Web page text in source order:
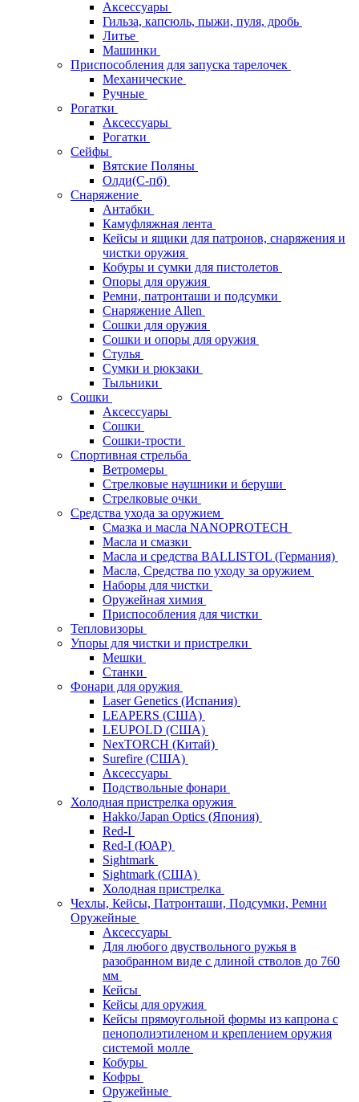
Аксессуары
Гильза, капсюль, пыжи, пуля, дробь
Литье
Машинки
Приспособления для запуска тарелочек
Механические
Ручные
Рогатки
Аксессуары
Рогатки
Сейфы
Вятские Поляны
Олди(С-пб)
Снаряжение
Антабки
Камуфляжная лента
Кейсы и ящики для патронов, снаряжения и
чистки оружия
Кобуры и сумки для пистолетов
Опоры для оружия
Ремни, патронташи и подсумки
Снаряжение Allen
Сошки для оружия
Сошки и опоры для оружия
Стулья
Сумки и рюкзаки
Тыльники
Сошки
Аксессуары
Сошки
Сошки-трости
Спортивная стрельба
Ветромеры
Стрелковые наушники и беруши
Стрелковые очки
Средства ухода за оружием
Смазка и масла NANOPROTECH
Масла и смазки
Масла и средства BALLISTOL (Германия)
Масла, Средства по уходу за оружием
Наборы для чистки
Оружейная химия
Приспособления для чистки
Тепловизоры
Упоры для чистки и пристрелки
Мешки
Станки
Фонари для оружия
Laser Genetics (Испания)
LEAPERS (США)
LEUPOLD (США)
NexTORCH (Китай)
Surefire (США)
Аксессуары
Подствольные фонари
Холодная пристрелка оружия
Hakko/Japan Optics (Япония)
Red-I
Red-I (ЮАР)
Sightmark
Sightmark (США)
Холодная пристрелка
Чехлы, Кейсы, Патронташи, Подсумки, Ремни
Оружейные
Аксессуары
Для любого двуствольного ружья в
разобранном виде с длиной стволов до 760
мм
Кейсы
Кейсы для оружия
Кейсы прямоугольной формы из капрона с
пенополиэтиленом и креплением оружия
системой молле
Кобуры
Кофры
Оружейные